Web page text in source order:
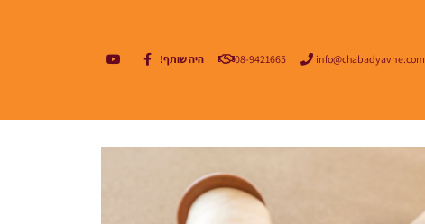
info@chabadyavne.com
08-9421665 היה שותף!